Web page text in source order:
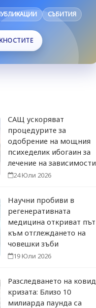
СЪБИТИЯ
САЩ ускоряват
процедурите за
одобрение на мощния
психеделик ибогаин за
лечение на зависимости
24 Юли 2026
Научни пробиви в
регенеративната
медицина откриват път
към отглеждането на
човешки зъби
19 Юли 2026
Разследването на ковид
кризата: Близо 10
милиарда паунда са